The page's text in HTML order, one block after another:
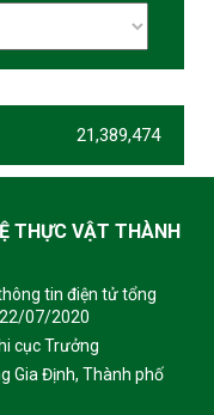
21,389,474
THỰC VẬT THÀNH
tin điện tử tổng
07/2020
cục Trưởng
Gia Định, Thành phố